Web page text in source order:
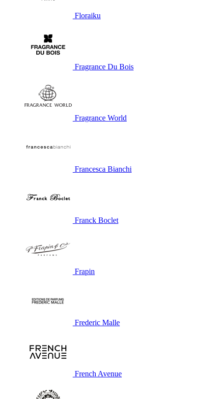
Floraiku
Fragrance Du Bois
Fragrance World
Francesca Bianchi
Franck Boclet
Frapin
Frederic Malle
French Avenue